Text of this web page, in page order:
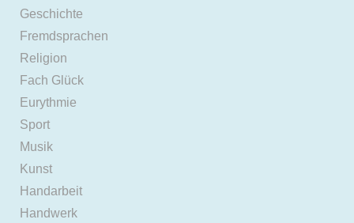
Geschichte
Fremdsprachen
Religion
Fach Glück
Eurythmie
Sport
Musik
Kunst
Handarbeit
Handwerk